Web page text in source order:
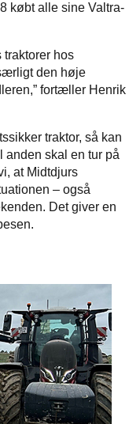
købt alle sine Valtra-
traktorer hos
den høje
fortæller Henrik
traktor, så kan
anden skal en tur på
at Midtdjurs
– også
Det giver en